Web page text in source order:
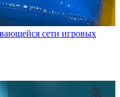
сети игровых